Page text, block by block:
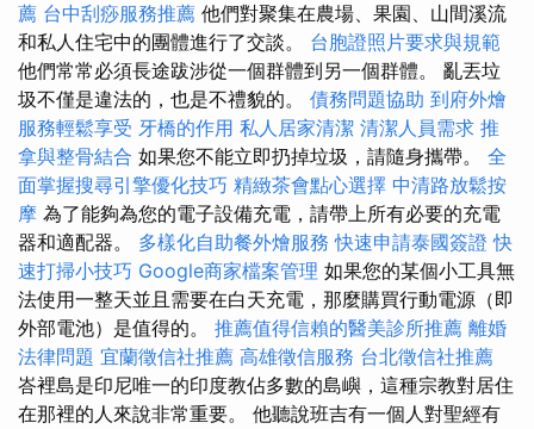
薦 台中刮痧服務推薦 他們對聚集在農場、果園、山間溪流
和私人住宅中的團體進行了交談。 台胞證照片要求與規範
他們常常必須長途跋涉從一個群體到另一個群體。 亂丟垃
圾不僅是違法的，也是不禮貌的。 債務問題協助 到府外燴
服務輕鬆享受 牙橋的作用 私人居家清潔 清潔人員需求 推
拿與整骨結合 如果您不能立即扔掉垃圾，請隨身攜帶。 全
面掌握搜尋引擎優化技巧 精緻茶會點心選擇 中清路放鬆按
摩 為了能夠為您的電子設備充電，請帶上所有必要的充電
器和適配器。 多樣化自助餐外燴服務 快速申請泰國簽證 快
速打掃小技巧 Google商家檔案管理 如果您的某個小工具無
法使用一整天並且需要在白天充電，那麼購買行動電源（即
外部電池）是值得的。 推薦值得信賴的醫美診所推薦 離婚
法律問題 宜蘭徵信社推薦 高雄徵信服務 台北徵信社推薦
峇裡島是印尼唯一的印度教佔多數的島嶼，這種宗教對居住
在那裡的人來說非常重要。 他聽說班吉有一個人對聖經有